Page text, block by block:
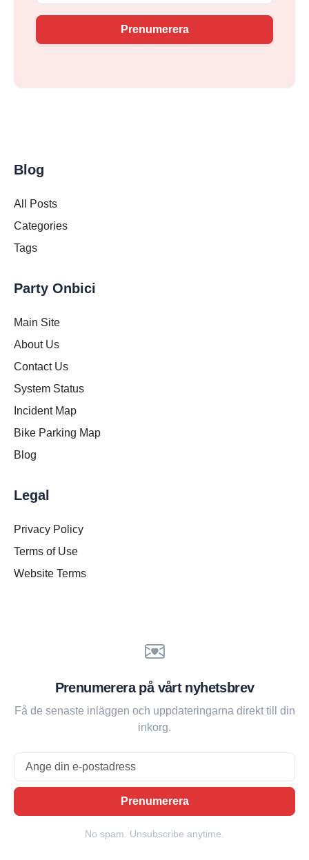
Prenumerera
Blog
All Posts
Categories
Tags
Party Onbici
Main Site
About Us
Contact Us
System Status
Incident Map
Bike Parking Map
Blog
Legal
Privacy Policy
Terms of Use
Website Terms
Prenumerera på vårt nyhetsbrev
Få de senaste inläggen och uppdateringarna direkt till din
inkorg.
Prenumerera
No spam. Unsubscribe anytime.